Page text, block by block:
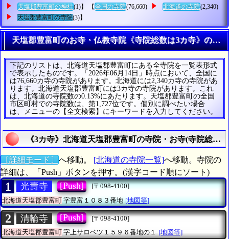
天塩郡豊富町の神社(1)】 【 全国の寺院(76,660) 北海道の寺院(2,340)
天塩郡豊富町の寺院(3)】
天塩郡豊富町のお寺・仏教寺院《寺院総数は3カ寺》の一
下記のリストは、北海道天塩郡豊富町にある全寺院を一覧表形式
で表示したものです。「2026年06月14日」時点において、全国に
は76,660カ寺の寺院があります。北海道には2,340カ寺の寺院があ
ります。北海道天塩郡豊富町には3カ寺の寺院があります。これ
は、北海道の寺院数の0.13%にあたります。天塩郡豊富町の全国
市区町村での寺院数は、第1,727位です。個別に調べたい場合
は、メニューの【全文検索】にキーワードを入力してください。
《3カ寺》北海道天塩郡豊富町の寺院・お寺(寺院総数
〔詳細モード〕 へ移動。 [北海道の寺院一覧]へ移動。寺院の
詳細は、「Push」ボタンを押す。(漢字コード順にソート)
1 光壽寺 [Push]
[〒098-4100]
北海道天塩郡豊富町字豊富１０８３番地 [地図等]
2 清輪寺 [Push]
[〒098-4100]
北海道天塩郡豊富町字上サロベツ１５９６番地の１ [地図等]